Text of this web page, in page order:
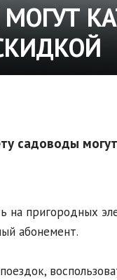
садоводы
на пригородных
абонемент.